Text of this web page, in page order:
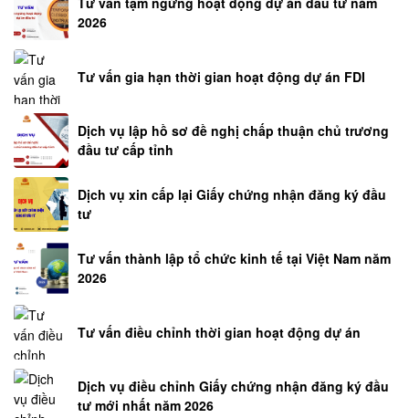
NGHIÊN
CỨU-
ẤN
PHẨM
BÀI
VIẾT
BẢN
TIN
PHÁP
LUẬT
CẬP
NHẬT
PHÁP
LÝ
2026
Tư vấn gia hạn thời gian hoạt động dự án FDI
Dịch vụ lập hồ sơ đề nghị chấp thuận chủ trương
đầu tư cấp tỉnh
Dịch vụ xin cấp lại Giấy chứng nhận đăng ký đầu
tư
Tư vấn thành lập tổ chức kinh tế tại Việt Nam năm
2026
Tư vấn điều chỉnh thời gian hoạt động dự án
Dịch vụ điều chỉnh Giấy chứng nhận đăng ký đầu
tư mới nhất năm 2026